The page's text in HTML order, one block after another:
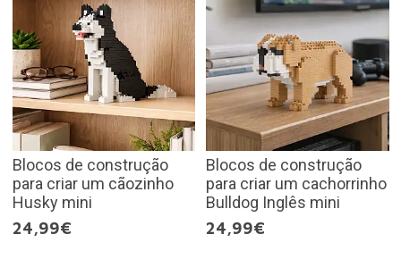
Blocos de construção
para criar um cãozinho
Husky mini
24,99€
Blocos de construção
para criar um cachorrinho
Bulldog Inglês mini
24,99€